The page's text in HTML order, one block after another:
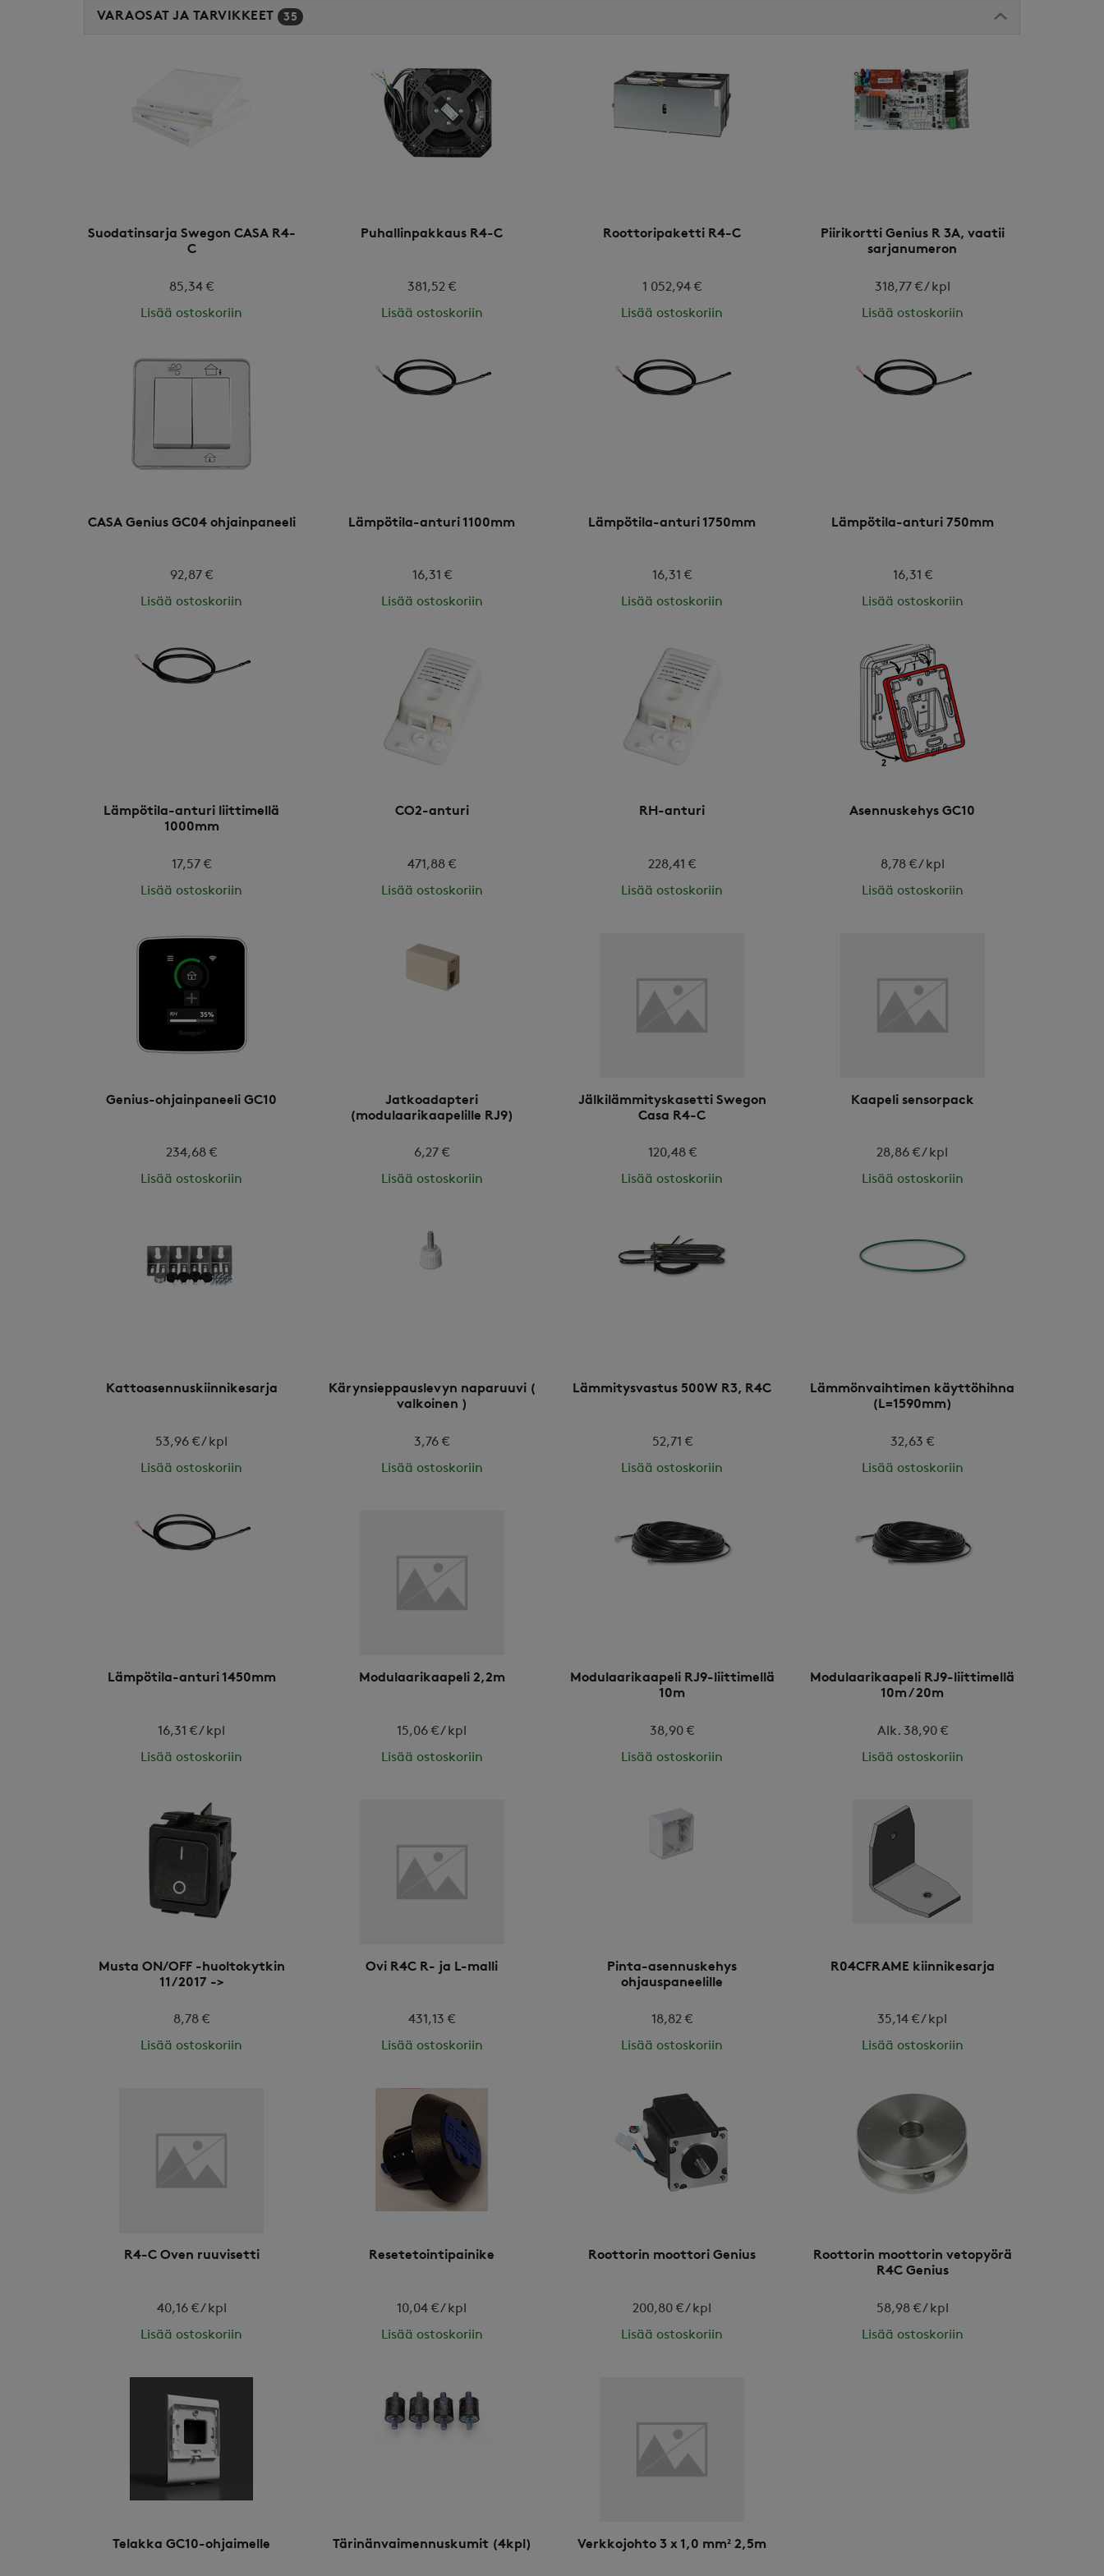
VARAOSAT JA TARVIKKEET 35
Suodatinsarja Swegon CASA R4-
C
85,34 €
Lisää ostoskoriin
Puhallinpakkaus R4-C
381,52 €
Lisää ostoskoriin
Roottoripaketti R4-C
1 052,94 €
Lisää ostoskoriin
Piirikortti Genius R 3A, vaatii
sarjanumeron
318,77 € / kpl
Lisää ostoskoriin
CASA Genius GC04 ohjainpaneeli
92,87 €
Lisää ostoskoriin
Lämpötila-anturi 1100mm
16,31 €
Lisää ostoskoriin
Lämpötila-anturi 1750mm
16,31 €
Lisää ostoskoriin
Lämpötila-anturi 750mm
16,31 €
Lisää ostoskoriin
Lämpötila-anturi liittimellä
1000mm
17,57 €
Lisää ostoskoriin
CO2-anturi
471,88 €
Lisää ostoskoriin
RH-anturi
228,41 €
Lisää ostoskoriin
Asennuskehys GC10
8,78 € / kpl
Lisää ostoskoriin
Genius-ohjainpaneeli GC10
234,68 €
Lisää ostoskoriin
Jatkoadapteri
(modulaarikaapelille RJ9)
6,27 €
Lisää ostoskoriin
Jälkilämmityskasetti Swegon
Casa R4-C
120,48 €
Lisää ostoskoriin
Kaapeli sensorpack
28,86 € / kpl
Lisää ostoskoriin
Kattoasennuskiinnikesarja
53,96 € / kpl
Lisää ostoskoriin
Kärynsieppauslevyn naparuuvi (
valkoinen )
3,76 €
Lisää ostoskoriin
Lämmitysvastus 500W R3, R4C
52,71 €
Lisää ostoskoriin
Lämmönvaihtimen käyttöhihna
(L=1590mm)
32,63 €
Lisää ostoskoriin
Lämpötila-anturi 1450mm
16,31 € / kpl
Lisää ostoskoriin
Modulaarikaapeli 2,2m
15,06 € / kpl
Lisää ostoskoriin
Modulaarikaapeli RJ9-liittimellä
10m
38,90 €
Lisää ostoskoriin
Modulaarikaapeli RJ9-liittimellä
10m / 20m
Alk. 38,90 €
Lisää ostoskoriin
Musta ON/OFF -huoltokytkin
11/2017 ->
8,78 €
Lisää ostoskoriin
Ovi R4C R- ja L-malli
431,13 €
Lisää ostoskoriin
Pinta-asennuskehys
ohjauspaneelille
18,82 €
Lisää ostoskoriin
R04CFRAME kiinnikesarja
35,14 € / kpl
Lisää ostoskoriin
R4-C Oven ruuvisetti
40,16 € / kpl
Lisää ostoskoriin
Resetetointipainike
10,04 € / kpl
Lisää ostoskoriin
Roottorin moottori Genius
200,80 € / kpl
Lisää ostoskoriin
Roottorin moottorin vetopyörä
R4C Genius
58,98 € / kpl
Lisää ostoskoriin
Telakka GC10-ohjaimelle Tärinänvaimennuskumit (4kpl) Verkkojohto 3 x 1,0 mm² 2,5m